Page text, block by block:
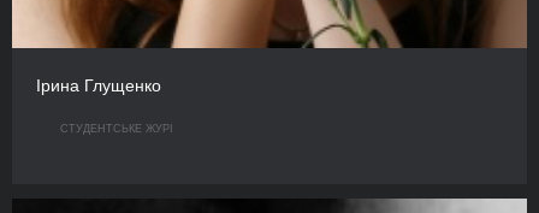
Ірина Глущенко
СТУДЕНТСЬКЕ ЖУРІ